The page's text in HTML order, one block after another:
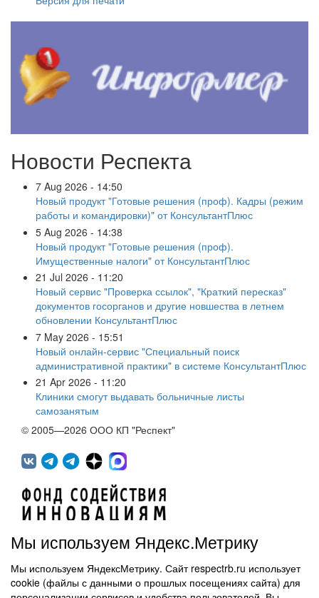
Новости Респекта
7 Aug 2026 - 14:50
Новый продукт "Готовые решения (проф). Кадры (режим
работы и командировки)" от КонсультантПлюс
5 Aug 2026 - 14:38
Новый продукт "Готовые решения (проф).
Имущественные налоги" от КонсультантПлюс
21 Jul 2026 - 11:20
Новый сервис "Проверка ссылок", "Краткий пересказ"
документов госорганов и другие новшества в летнем
обновлении КонсультантПлюс
7 May 2026 - 15:51
Новый онлайн-сервис "Специальный поиск
административной практики" в системе КонсультантПлюс
21 Apr 2026 - 11:20
Клиники смогут выдавать больничные листы
самозанятым
© 2005—2026 ООО КП "Респект"
450071, г.Уфа, ул. 50 лет СССР, д.48 корп.1, офис 307
(347) 291 20 70
Мы используем Яндекс.Метрику
Мы используем ЯндексМетрику. Сайт respectrb.ru использует
cookie (файлы с данными о прошлых посещениях сайта) для